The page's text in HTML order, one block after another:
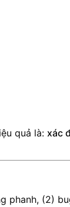
quả là: xác
phanh, (2)